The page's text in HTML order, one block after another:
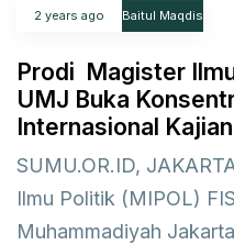
2 years ago Baitul Maqdis
Prodi Magister
UMJ Buka
Internasional
SUMU.OR.ID,
Ilmu Politik (MIPOL)
Muhammadiyah